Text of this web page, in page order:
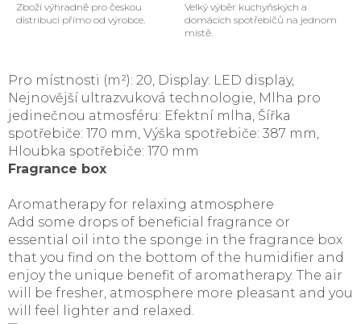
Zboží výhradně pro českou
distribuci přímo od výrobce.
Velký výběr kuchyňských a
domácích spotřebičů na jednom
místě.
Pro místnosti (m²): 20, Display: LED display,
Nejnovější ultrazvuková technologie, Mlha pro
jedinečnou atmosféru: Efektní mlha, Šířka
spotřebiče: 170 mm, Výška spotřebiče: 387 mm,
Hloubka spotřebiče: 170 mm
Fragrance box
Aromatherapy for relaxing atmosphere
Add some drops of beneficial fragrance or
essential oil into the sponge in the fragrance box
that you find on the bottom of the humidifier and
enjoy the unique benefit of aromatherapy. The air
will be fresher, atmosphere more pleasant and you
will feel lighter and relaxed.